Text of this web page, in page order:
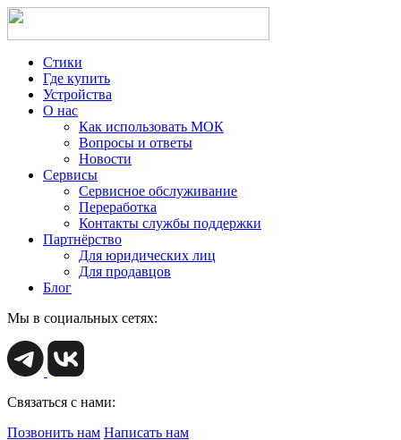
Стики
Где купить
Устройства
О нас
Как использовать МОК
Вопросы и ответы
Новости
Сервисы
Сервисное обслуживание
Переработка
Контакты службы поддержки
Партнёрство
Для юридических лиц
Для продавцов
Блог
Мы в социальных сетях:
Связаться с нами:
Позвонить нам Написать нам